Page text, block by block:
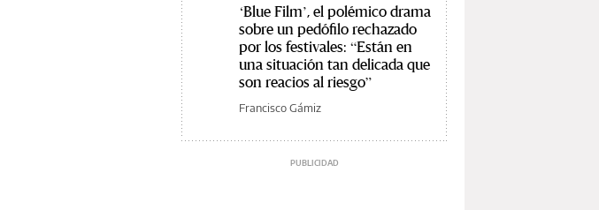
‘Blue Film’, el polémico drama
sobre un pedófilo rechazado
por los festivales: “Están en
una situación tan delicada que
son reacios al riesgo”
Francisco Gámiz